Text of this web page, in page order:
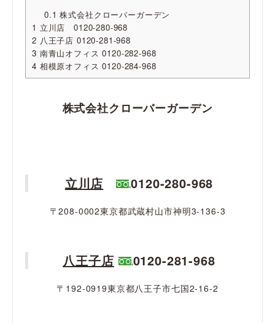
0.1 株式会社クローバーガーデン
1 立川店 0120-280-968
2 八王子店 0120-281-968
3 南青山オフィス 0120-282-968
4 相模原オフィス 0120-284-968
株式会社クローバーガーデン
立川店 0120-280-968
〒208-0002東京都武蔵村山市神明3-136-3
八王子店 0120-281-968
〒192-0919東京都八王子市七国2-16-2